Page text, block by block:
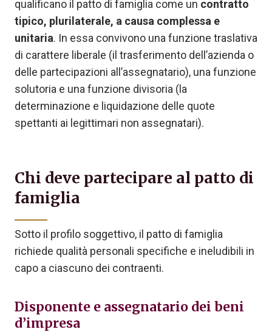
qualificano il patto di famiglia come un contratto
tipico, plurilaterale, a causa complessa e
unitaria. In essa convivono una funzione traslativa
di carattere liberale (il trasferimento dell’azienda o
delle partecipazioni all’assegnatario), una funzione
solutoria e una funzione divisoria (la
determinazione e liquidazione delle quote
spettanti ai legittimari non assegnatari).
Chi deve partecipare al patto di
famiglia
Sotto il profilo soggettivo, il patto di famiglia
richiede qualità personali specifiche e ineludibili in
capo a ciascuno dei contraenti.
Disponente e assegnatario dei beni
d’impresa